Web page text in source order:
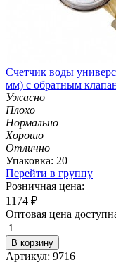
Счетчик воды
мм) с обратным
Ужасно
Плохо
Нормально
Хорошо
Отлично
Упаковка: 20
Перейти в группу
Розничная цена:
1174 ₽
Оптовая цена
В корзину
Артикул: 9716